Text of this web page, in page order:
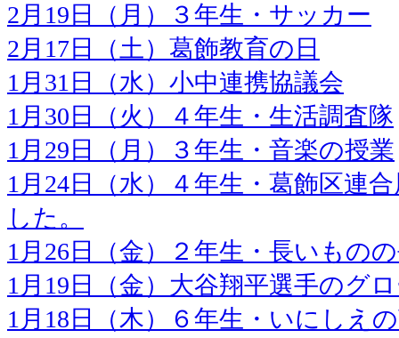
2月19日（月）３年生・サッカー
2月17日（土）葛飾教育の日
1月31日（水）小中連携協議会
1月30日（火）４年生・生活調査隊
1月29日（月）３年生・音楽の授業
1月24日（水）４年生・葛飾区連
した。
1月26日（金）２年生・長いもの
1月19日（金）大谷翔平選手のグ
1月18日（木）６年生・いにしえ